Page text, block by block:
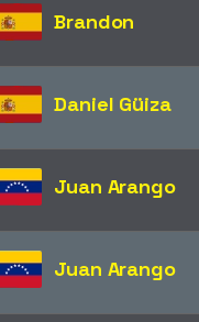
Brandon
Daniel Güiza
Juan Arango
Juan Arango